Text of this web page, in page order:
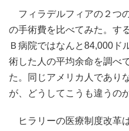
フィラデルフィアの２つ
の手術費を比べてみた。す
Ｂ病院ではなんと84,000ド
術した人の平均余命を調べ
た。同じアメリカ人であり
が、どうしてこうも違うの
ヒラリーの医療制度改革